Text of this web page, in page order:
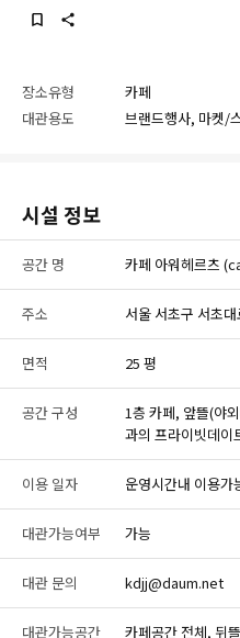
장소유형
카페
대관용도
브랜드행사, 마켓/
시설 정보
공간 명 카페 아워헤르츠
주소 서울 서초구 서초
면적 25 평
공간 구성
1층 카페, 앞뜰(야
과의 프라이빗데이
이용 일자 운영시간내 이용가
대관가능여부 가능
대관 문의 kdjj@daum.net
대관가능공간 카페공간 전체, 뒤